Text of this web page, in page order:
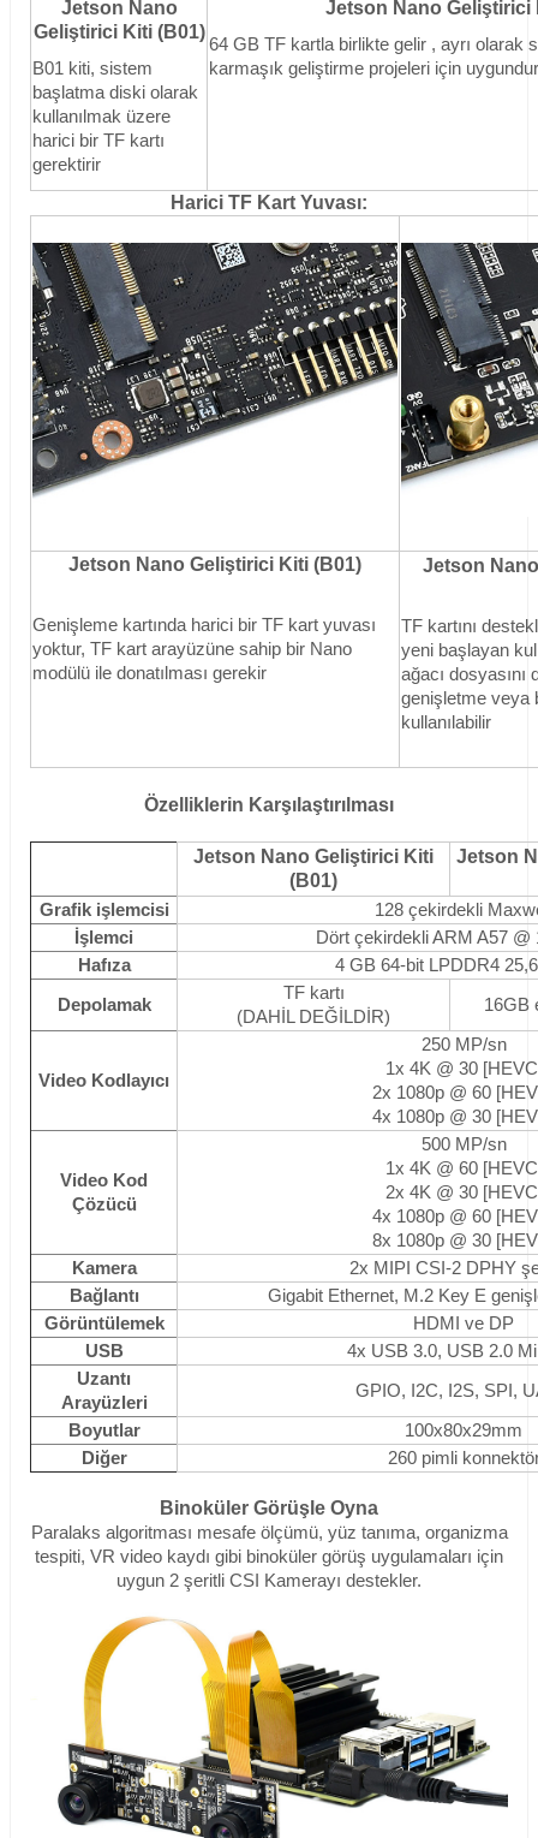
Jetson Nano
Geliştirici Kiti (B01)
B01 kiti, sistem
başlatma diski olarak
kullanılmak üzere
harici bir TF kartı
gerektirir
Jetson Nano Geliştirici
64 GB TF kartla birlikte gelir , ayrı olarak
karmaşık geliştirme projeleri için uygundur
Harici TF Kart Yuvası:
Jetson Nano Geliştirici Kiti (B01)
Genişleme kartında harici bir TF kart yuvası
yoktur, TF kart arayüzüne sahip bir Nano
modülü ile donatılması gerekir
Jetson
TF kartını
yeni başlayan
ağacı
genişletme veya
kullanılabilir
Özelliklerin Karşılaştırılması
Jetson Nano Geliştirici Kiti
(B01)
Jetson
Grafik işlemcisi
128 çekirdekli
İşlemci
Dört çekirdekli ARM A57 @
Hafıza
4 GB 64-bit LPDDR4
Depolamak
TF kartı
(DAHİL DEĞİLDİR)
16GB
Video Kodlayıcı
250 MP/sn
1x 4K @ 30
2x 1080p @ 60
4x 1080p @ 30
Video Kod
Çözücü
500 MP/sn
1x 4K @ 60
2x 4K @ 30
4x 1080p @ 60
8x 1080p @ 30
Kamera
2x MIPI CSI-2 DPHY
Bağlantı
Gigabit Ethernet, M.2 Key E
Görüntülemek
HDMI ve DP
USB
4x USB 3.0, USB 2.0
Uzantı
Arayüzleri
GPIO, I2C, I2S, SPI,
Boyutlar
100x80x29mm
Diğer
260 pimli
Binoküler Görüşle Oyna
Paralaks algoritması mesafe ölçümü, yüz tanıma, organizma
tespiti, VR video kaydı gibi binoküler görüş uygulamaları için
uygun 2 şeritli CSI Kamerayı destekler.